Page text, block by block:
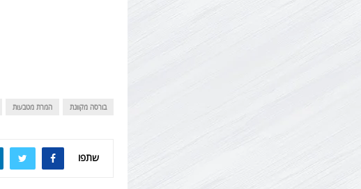
בורסה מקוונת המרת מטבעות
שתפו